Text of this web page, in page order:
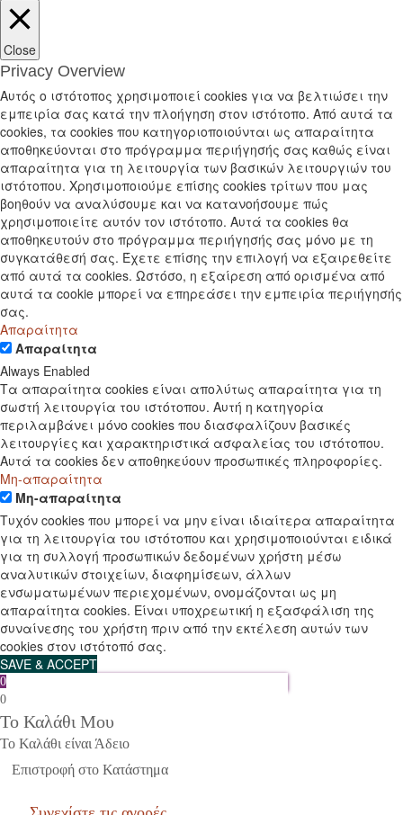
Close
Privacy Overview
Αυτός ο ιστότοπος χρησιμοποιεί cookies για να βελτιώσει την
εμπειρία σας κατά την πλοήγηση στον ιστότοπο. Από αυτά τα
cookies, τα cookies που κατηγοριοποιούνται ως απαραίτητα
αποθηκεύονται στο πρόγραμμα περιήγησής σας καθώς είναι
απαραίτητα για τη λειτουργία των βασικών λειτουργιών του
ιστότοπου. Χρησιμοποιούμε επίσης cookies τρίτων που μας
βοηθούν να αναλύσουμε και να κατανοήσουμε πώς
χρησιμοποιείτε αυτόν τον ιστότοπο. Αυτά τα cookies θα
αποθηκευτούν στο πρόγραμμα περιήγησής σας μόνο με τη
συγκατάθεσή σας. Έχετε επίσης την επιλογή να εξαιρεθείτε
από αυτά τα cookies. Ωστόσο, η εξαίρεση από ορισμένα από
αυτά τα cookie μπορεί να επηρεάσει την εμπειρία περιήγησής
σας.
Απαραίτητα
Απαραίτητα
Always Enabled
Τα απαραίτητα cookies είναι απολύτως απαραίτητα για τη
σωστή λειτουργία του ιστότοπου. Αυτή η κατηγορία
περιλαμβάνει μόνο cookies που διασφαλίζουν βασικές
λειτουργίες και χαρακτηριστικά ασφαλείας του ιστότοπου.
Αυτά τα cookies δεν αποθηκεύουν προσωπικές πληροφορίες.
Μη-απαραίτητα
Μη-απαραίτητα
Τυχόν cookies που μπορεί να μην είναι ιδιαίτερα απαραίτητα
για τη λειτουργία του ιστότοπου και χρησιμοποιούνται ειδικά
για τη συλλογή προσωπικών δεδομένων χρήστη μέσω
αναλυτικών στοιχείων, διαφημίσεων, άλλων
ενσωματωμένων περιεχομένων, ονομάζονται ως μη
απαραίτητα cookies. Είναι υποχρεωτική η εξασφάλιση της
συναίνεσης του χρήστη πριν από την εκτέλεση αυτών των
cookies στον ιστότοπό σας.
SAVE & ACCEPT
0
0
Το Καλάθι Μου
Το Καλάθι είναι Άδειο
Επιστροφή στο Κατάστημα